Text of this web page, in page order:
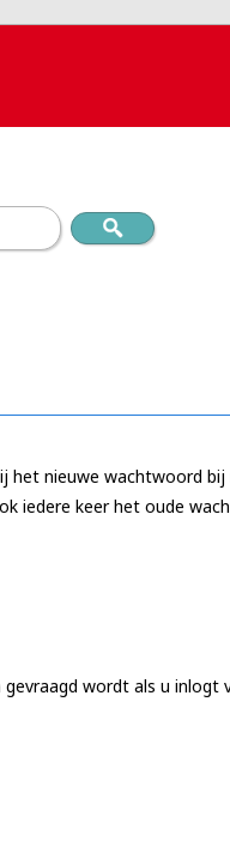
het nieuwe wachtwoord bij
iedere keer het oude
wordt als u inlogt